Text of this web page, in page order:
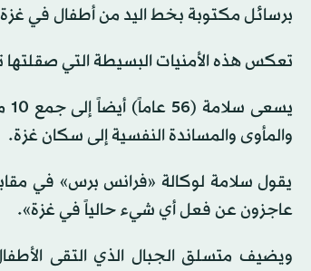
برسائل مكتوبة بخط اليد من أطفال في
تعكس هذه الأمنيات البسيطة التي صقلتها
والمأوى والمساندة النفسية إلى سكان غزة.
يقول سلامة لوكالة «فرانس برس» في
عاجزون عن فعل أي شيء حالياً في غزة».
ويضيف متسلق الجبال الذي التقى